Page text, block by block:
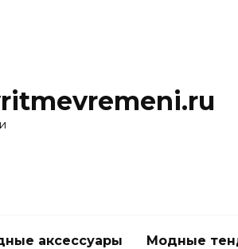
аксессуары Модные